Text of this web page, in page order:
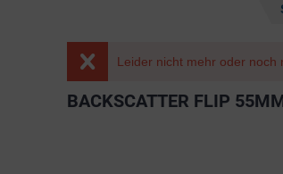
Leider nicht mehr oder noch
BACKSCATTER FLIP